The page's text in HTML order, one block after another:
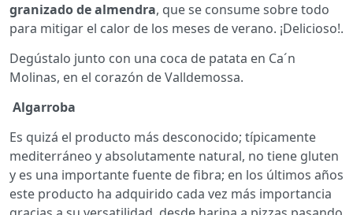
granizado de almendra, que se consume sobre todo
para mitigar el calor de los meses de verano. ¡Delicioso!.
Degústalo junto con una coca de patata en Ca´n
Molinas, en el corazón de Valldemossa.
Algarroba
Es quizá el producto más desconocido; típicamente
mediterráneo y absolutamente natural, no tiene gluten
y es una importante fuente de fibra; en los últimos años
este producto ha adquirido cada vez más importancia